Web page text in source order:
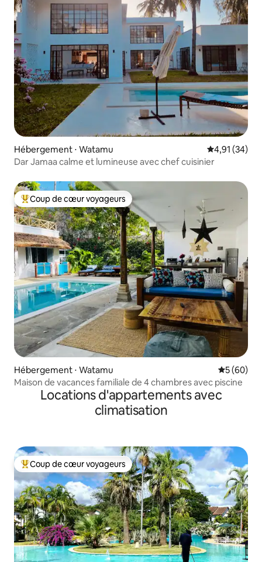
Hébergement ⋅ Watamu Évaluation
4,91 (34)
Dar Jamaa calme et lumineuse avec chef cuisinier
Coups de cœur voyageurs les plus appréciés
Coup de cœur voyageurs
Hébergement ⋅ Watamu
5 (60)
Maison de vacances familiale de 4 chambres avec piscine
Locations d'appartements avec
climatisation
Coups de cœur voyageurs les plus appréciés
Coup de cœur voyageurs